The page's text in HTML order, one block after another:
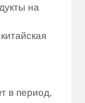
на
в период,